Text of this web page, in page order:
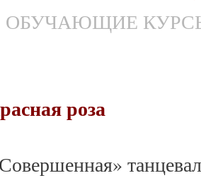
ОБУЧАЮЩИЕ
роза